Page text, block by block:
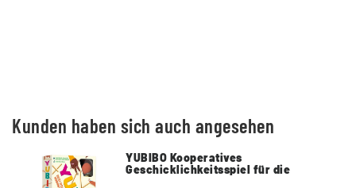
Kunden haben sich auch angesehen
YUBIBO Kooperatives
Geschicklichkeitsspiel für die